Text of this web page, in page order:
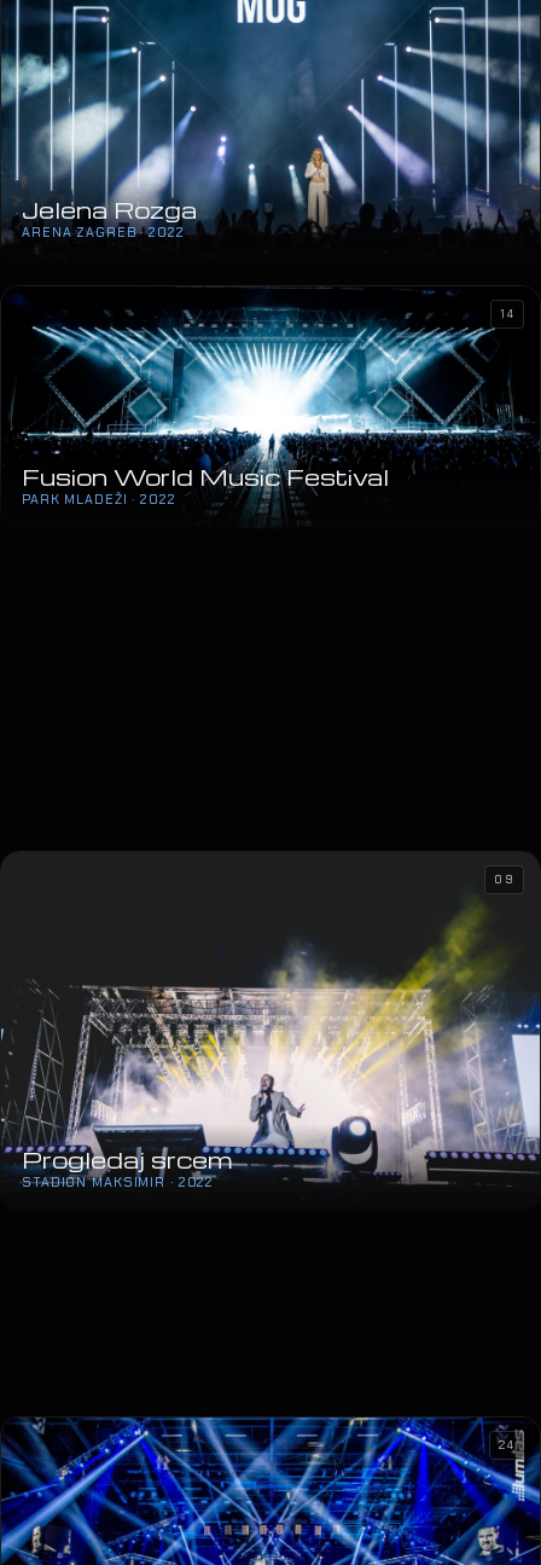
Jelena Rozga
ARENA ZAGREB · 2022
Fusion World Music Festival
PARK MLADEŽI · 2022
14
Progledaj srcem
STADION MAKSIMIR · 2022
09
24